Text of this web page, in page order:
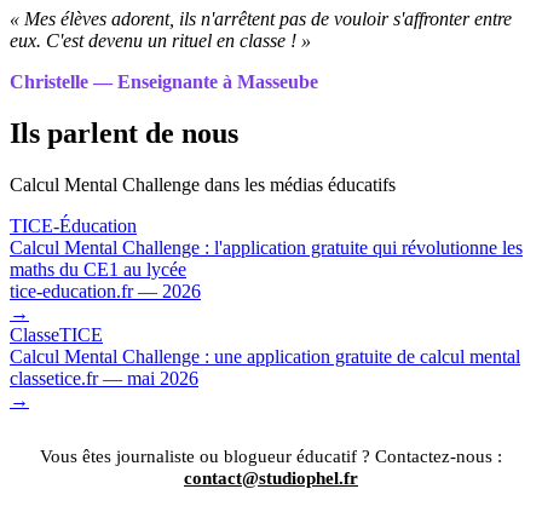
« Mes élèves adorent, ils n'arrêtent pas de vouloir s'affronter entre
eux. C'est devenu un rituel en classe ! »
Christelle — Enseignante à Masseube
Ils parlent de nous
Calcul Mental Challenge dans les médias éducatifs
TICE-Éducation
Calcul Mental Challenge : l'application gratuite qui révolutionne les
maths du CE1 au lycée
tice-education.fr — 2026
→
ClasseTICE
Calcul Mental Challenge : une application gratuite de calcul mental
classetice.fr — mai 2026
→
Vous êtes journaliste ou blogueur éducatif ? Contactez-nous :
contact@studiophel.fr